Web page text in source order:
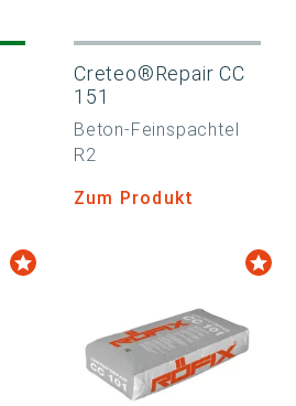
Creteo®Repair CC
151
Beton-Feinspachtel
R2
Zum Produkt